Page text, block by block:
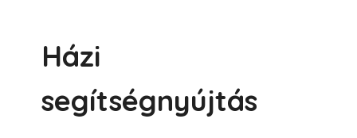
Házi
segítségnyújtás